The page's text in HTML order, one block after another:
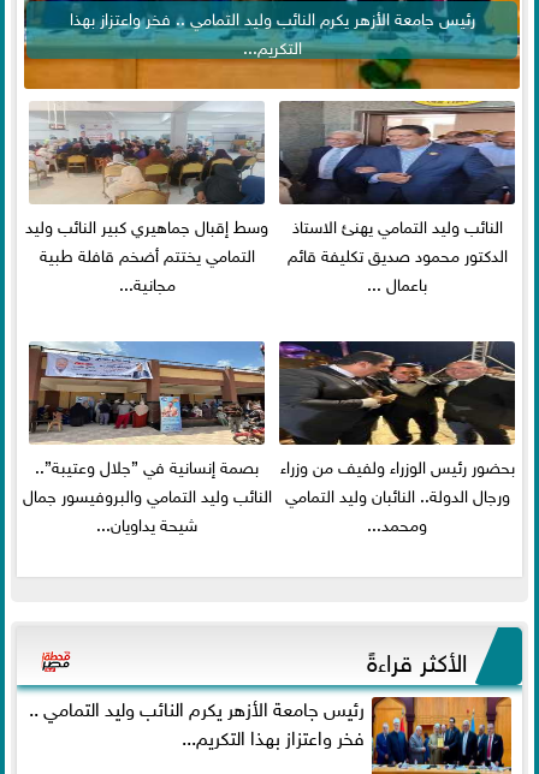
رئيس جامعة الأزهر يكرم النائب وليد التمامي .. فخر واعتزاز بهذا
التكريم...
النائب وليد التمامي يهنئ الاستاذ
الدكتور محمود صديق تكليفة قائم
باعمال ...
وسط إقبال جماهيري كبير النائب وليد
التمامي يختتم أضخم قافلة طبية
مجانية...
بحضور رئيس الوزراء ولفيف من وزراء
ورجال الدولة.. النائبان وليد التمامي
ومحمد...
بصمة إنسانية في ”جلال وعتيبة”..
النائب وليد التمامي والبروفيسور جمال
شيحة يداويان...
الأكثر قراءةً
رئيس جامعة الأزهر يكرم النائب وليد التمامي ..
فخر واعتزاز بهذا التكريم...